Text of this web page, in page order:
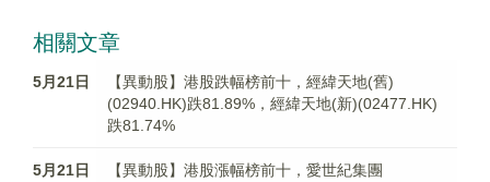
相關文章
5月21日
【異動股】港股跌幅榜前十，經緯天地(舊)
(02940.HK)跌81.89%，經緯天地(新)(02477.HK)
跌81.74%
5月21日
【異動股】港股漲幅榜前十，愛世紀集團